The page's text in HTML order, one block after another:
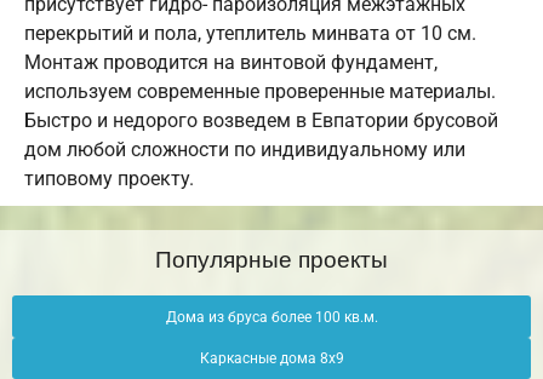
присутствует гидро- пароизоляция межэтажных
перекрытий и пола, утеплитель минвата от 10 см.
Монтаж проводится на винтовой фундамент,
используем современные проверенные материалы.
Быстро и недорого возведем в Евпатории брусовой
дом любой сложности по индивидуальному или
типовому проекту.
Популярные проекты
Дома из бруса более 100 кв.м.
Каркасные дома 8х9